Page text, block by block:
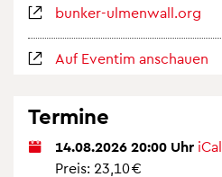
bun­ker-ul­men­wall.org
Auf Even­tim an­schau­en
Ter­mi­ne
14.08.2026 20:00 Uhr iCal
Preis: 23,10 €